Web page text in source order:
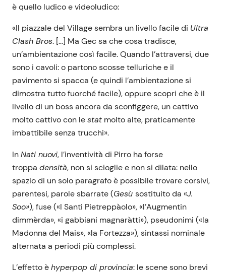
è quello ludico e videoludico:
«Il piazzale del Village sembra un livello facile di Ultra
Clash Bros. […] Ma Gec sa che cosa tradisce,
un’ambientazione così facile. Quando l’attraversi, due
sono i cavoli: o partono scosse telluriche e il
pavimento si spacca (e quindi l’ambientazione si
dimostra tutto fuorché facile), oppure scopri che è il
livello di un boss ancora da sconfiggere, un cattivo
molto cattivo con lestat molto alte, praticamente
imbattibile senza trucchi».
InNati nuovi, l’inventività di Pirro ha forse
troppa densità, non si scioglie e non si dilata: nello
spazio di un solo paragrafo è possibile trovare corsivi,
parentesi, parole sbarrate (Gesù sostituito da «J.
Soo»), fuse («I Santi Pietreppàolo», «l’Augmentin
dimmèrda», «i gabbiani magnaràtti»), pseudonimi («la
Madonna del Mais», «la Fortezza»), sintassi nominale
alternata a periodi più complessi.
L’effetto èhyperpop di provincia: le scene sono brevi